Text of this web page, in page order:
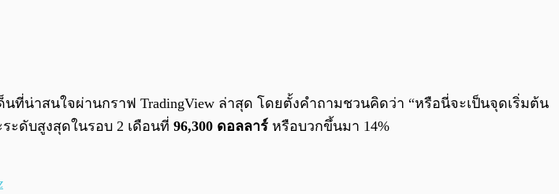
0:00 /0:00
นที่น่าสนใจผ่านกราฟ TradingView ล่าสุด โดยตั้งคำถามชวนคิดว่า “หรือนี่จะเป็นจุดเริ่มต้น
ะดับสูงสุดในรอบ 2 เดือนที่ 96,300 ดอลลาร์ หรือบวกขึ้นมา 14%